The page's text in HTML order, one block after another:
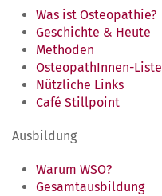
Was ist Osteopathie?
Geschichte & Heute
Methoden
OsteopathInnen-Liste
Nützliche Links
Café Stillpoint
Ausbildung
Warum WSO?
Gesamtausbildung